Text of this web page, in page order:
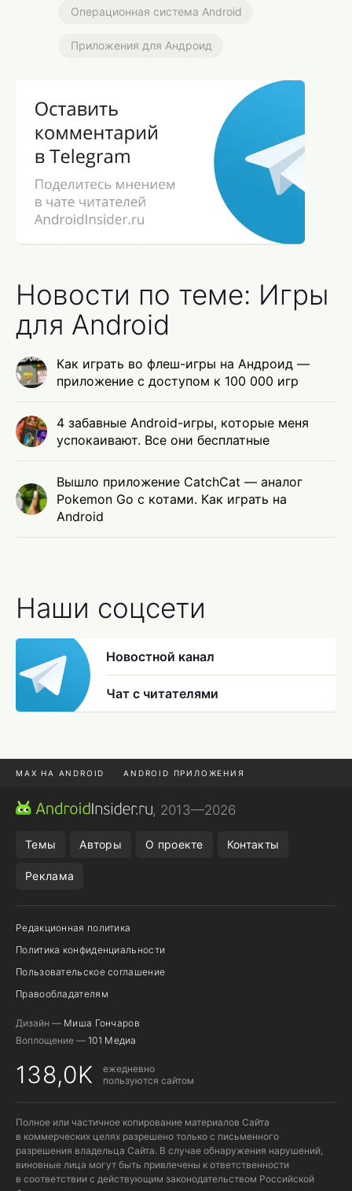
Операционная система Android
Приложения для Андроид
Новости по теме: Игры
для Android
Как играть во флеш-игры на Андроид —
приложение с доступом к 100 000 игр
4 забавные Android-игры, которые меня
успокаивают. Все они бесплатные
Вышло приложение CatchCat — аналог
Pokemon Go с котами. Как играть на
Android
Наши соцсети
Новостной канал
Чат с читателями
MAX НА ANDROID ANDROID ПРИЛОЖЕНИЯ
MAX ИЗ RUSTORE
, 2013—2026
Темы Авторы О проекте Контакты
Реклама
Редакционная политика
Политика конфиденциальности
Пользовательское соглашение
Правообладателям
Дизайн — Миша Гончаров
Воплощение — 101 Медиа
138,0K
ежедневно
пользуются сайтом
Полное или частичное копирование материалов Сайта
в коммерческих целях разрешено только с письменного
разрешения владельца Сайта. В случае обнаружения нарушений,
виновные лица могут быть привлечены к ответственности
в соответствии с действующим законодательством Российской